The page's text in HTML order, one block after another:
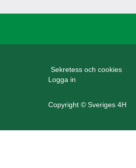
Sekretess och cookies
Logga in
Copyright © Sveriges 4H